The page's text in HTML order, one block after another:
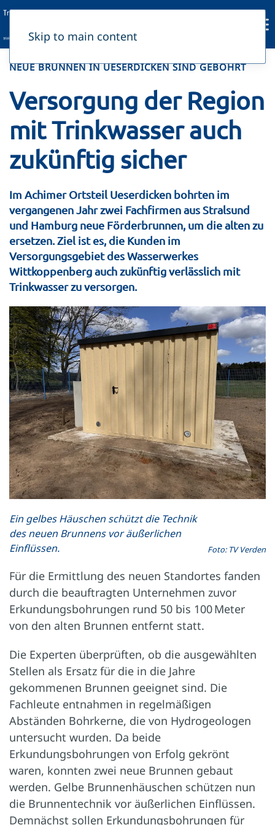
Skip to main content
NEUE BRUNNEN IN UESERDICKEN SIND GEBOHRT
Versorgung der Region
mit Trinkwasser auch
zukünftig sicher
Im Achimer Ortsteil Ueserdicken bohrten im
vergangenen Jahr zwei Fachfirmen aus Stralsund
und Hamburg neue Förderbrunnen, um die alten zu
ersetzen. Ziel ist es, die Kunden im
Versorgungsgebiet des Wasserwerkes
Wittkoppenberg auch zukünftig verlässlich mit
Trinkwasser zu versorgen.
Ein gelbes Häuschen schützt die Technik
des neuen Brunnens vor äußerlichen
Einflüssen.
Foto: TV Verden
Für die Ermittlung des neuen Standortes fanden
durch die beauftragten Unternehmen zuvor
Erkundungsbohrungen rund 50 bis 100 Meter
von den alten Brunnen entfernt statt.
Die Experten überprüften, ob die ausgewählten
Stellen als Ersatz für die in die Jahre
gekommenen Brunnen geeignet sind. Die
Fachleute entnahmen in regelmäßigen
Abständen Bohrkerne, die von Hydrogeologen
untersucht wurden. Da beide
Erkundungsbohrungen von Erfolg gekrönt
waren, konnten zwei neue Brunnen gebaut
werden. Gelbe Brunnenhäuschen schützen nun
die Brunnentechnik vor äußerlichen Einflüssen.
Demnächst sollen Erkundungsbohrungen für